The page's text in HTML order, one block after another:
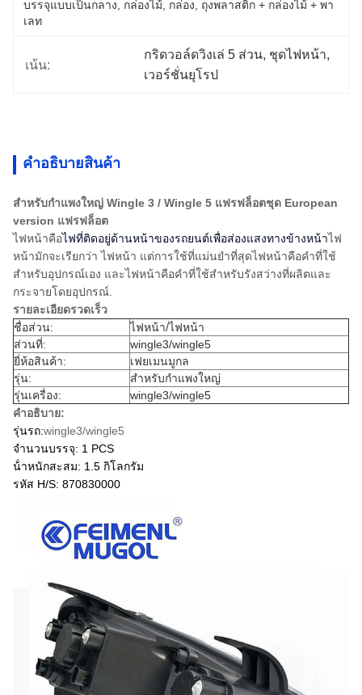
บรรจุแบบเป็นกลาง, กล่องไม้, กล่อง, ถุงพลาสติก + กล่องไม้ + พา
เลท
เน้น:
กริดวอล์ดวิงเล่ 5 ส่วน, ชุดไฟหน้า,
เวอร์ชั่นยุโรป
คําอธิบายสินค้า
สําหรับกําแพงใหญ่ Wingle 3 / Wingle 5 แฟรฟล็อตชุด European
version แฟรฟล็อต
ไฟหน้าคือไฟที่ติดอยู่ด้านหน้าของรถยนต์เพื่อส่องแสงทางข้างหน้าไฟ
หน้ามักจะเรียกว่า ไฟหน้า แต่การใช้ที่แม่นยําที่สุดไฟหน้าคือคําที่ใช้
สําหรับอุปกรณ์เอง และไฟหน้าคือคําที่ใช้สําหรับรังสว่างที่ผลิตและ
กระจายโดยอุปกรณ์.
รายละเอียดรวดเร็ว
ชื่อส่วน:
ไฟหน้า/ไฟหน้า
ส่วนที่:
wingle3/wingle5
ยี่ห้อสินค้า:
เฟยเมนมูกล
รุ่น:
สําหรับกําแพงใหญ่
รุ่นเครื่อง:
wingle3/wingle5
คําอธิบาย:
รุ่นรถ:wingle3/wingle5
จํานวนบรรจุ: 1 PCS
น้ําหนักสะสม: 1.5 กิโลกรัม
รหัส H/S: 870830000